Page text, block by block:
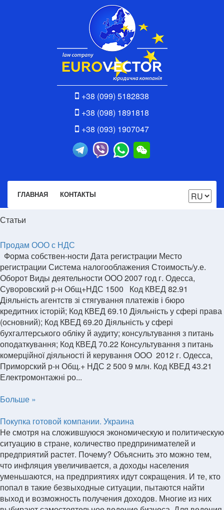
+38 (099) 5182838
+38 (098) 1891818
+38 (093) 1907047
ГЛАВНАЯ КОНТАКТЫ
Статьи
Продам ООО с НДС
Форма собствен-ности Дата регистрации Место
регистрации Система налогооблажения Стоимость/у.е.
Оборот Виды деятельности ООО 2007 год г. Одесса,
Суворовский р-н Общ+НДС 1500 Код КВЕД 82.91
Діяльність агентств зі стягування платежів і бюро
кредитних історій; Код КВЕД 69.10 Діяльність у сфері права
(основний); Код КВЕД 69.20 Діяльність у сфері
бухгалтерського обліку й аудиту; консультування з питань
оподаткування; Код КВЕД 70.22 Консультування з питань
комерційної діяльності й керування ООО 2012 г. Одесса,
Приморский р-н Общ.+ НДС 2 500 9 млн. Код КВЕД 43.21
Електромонтажні ро...
Больше »
Покупка готовой компании. Украина
Не смотря на сложившуюся экономическую и политическую
ситуацию в стране, количество предпринимателей и
предприятий растет. Почему? Объяснить это можно тем,
что инфляция увеличивается, а доходы населения
уменьшаются, на предприятиях идут сокращения. И те, кто
попал в такие безвыходные ситуации, пытаются найти
выход и возможность получения доходов. Многие из них